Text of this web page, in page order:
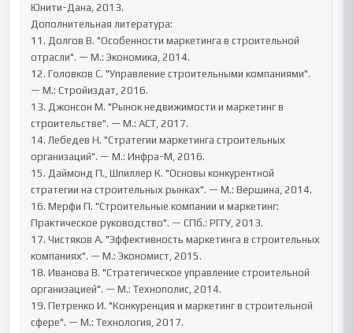
Юнити-Дана, 2013.
Дополнительная литература:
11. Долгов В. "Особенности маркетинга в строительной
отрасли". — М.: Экономика, 2014.
12. Головков С. "Управление строительными компаниями".
— М.: Стройиздат, 2016.
13. Джонсон М. "Рынок недвижимости и маркетинг в
строительстве". — М.: АСТ, 2017.
14. Лебедев Н. "Стратегии маркетинга строительных
организаций". — М.: Инфра-М, 2016.
15. Даймонд П., Шпиллер К. "Основы конкурентной
стратегии на строительных рынках". — М.: Вершина, 2014.
16. Мерфи П. "Строительные компании и маркетинг:
Практическое руководство". — СПб.: РГГУ, 2013.
17. Чистяков А. "Эффективность маркетинга в строительных
компаниях". — М.: Экономист, 2015.
18. Иванова В. "Стратегическое управление строительной
организацией". — М.: Технополис, 2014.
19. Петренко И. "Конкуренция и маркетинг в строительной
сфере". — М.: Технология, 2017.